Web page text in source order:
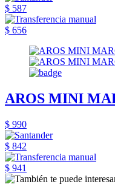
$ 587
$ 656
AROS MINI
$ 990
$ 842
$ 941